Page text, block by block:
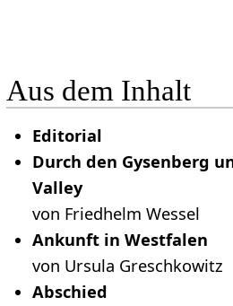
Aus dem Inhalt
Editorial
Durch den Gysenberg
Valley
von Friedhelm Wessel
Ankunft in Westfalen
von Ursula Greschkowitz
Abschied